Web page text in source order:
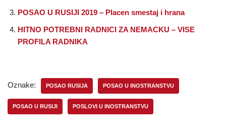
POSAO U RUSIJI 2019 – Placen smestaj i hrana
HITNO POTREBNI RADNICI ZA NEMACKU – VISE
PROFILA RADNIKA
Oznake: POSAO RUSIJA POSAO U INOSTRANSTVU
POSAO U RUSIJI POSLOVI U INOSTRANSTVU